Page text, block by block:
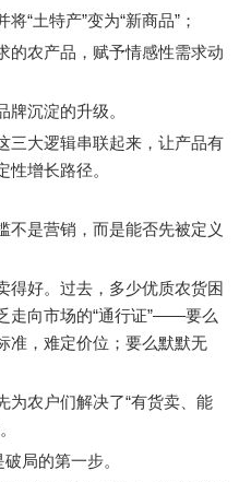
土特产”变为“新商品”；
农产品，赋予情感性需求动
沉淀的升级。
大逻辑串联起来，让产品有
增长路径。
是营销，而是能否先被定义
好。过去，多少优质农货困
走向市场的“通行证”——要么
准，难定价位；要么默默无
农户们解决了“有货卖、能
局的第一步。